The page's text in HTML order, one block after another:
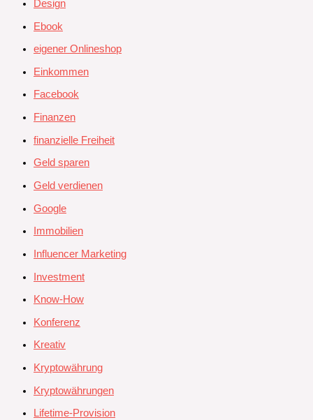
Design
Ebook
eigener Onlineshop
Einkommen
Facebook
Finanzen
finanzielle Freiheit
Geld sparen
Geld verdienen
Google
Immobilien
Influencer Marketing
Investment
Know-How
Konferenz
Kreativ
Kryptowährung
Kryptowährungen
Lifetime-Provision